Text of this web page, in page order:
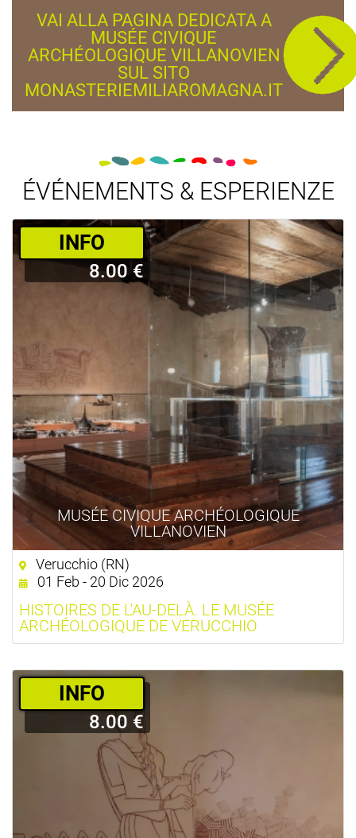
VAI ALLA PAGINA DEDICATA A
MUSÉE CIVIQUE
ARCHÉOLOGIQUE VILLANOVIEN
SUL SITO
MONASTERIEMILIAROMAGNA.IT
ÉVÉNEMENTS & ESPERIENZE
MUSÉE CIVIQUE ARCHÉOLOGIQUE
VILLANOVIEN
­INFO
8.00 €
Verucchio (RN)
01 Feb - 20 Dic 2026
HISTOIRES DE L'AU-DELÀ. LE MUSÉE
ARCHÉOLOGIQUE DE VERUCCHIO
­INFO
8.00 €